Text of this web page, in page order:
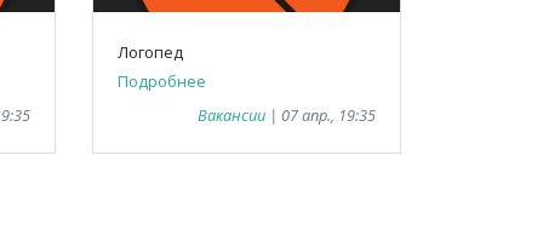
Логопед
Подробнее
Вакансии| 07 апр., 19:35